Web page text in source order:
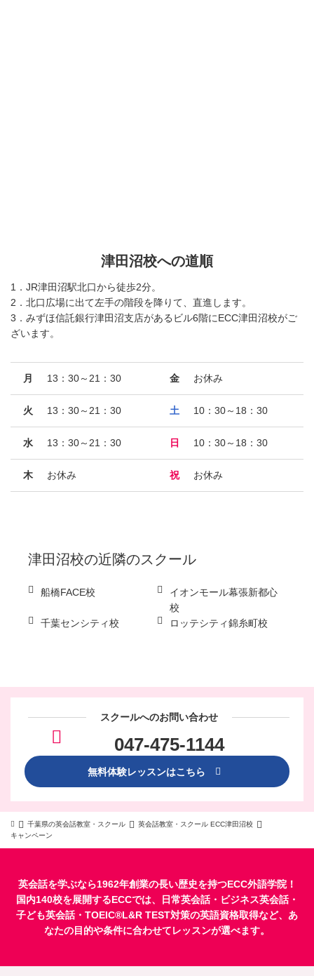
津田沼校への道順
1．JR津田沼駅北口から徒歩2分。
2．北口広場に出て左手の階段を降りて、直進します。
3．みずほ信託銀行津田沼支店があるビル6階にECC津田沼校がご
ざいます。
月 13：30～21：30
火 13：30～21：30
水 13：30～21：30
木 お休み
金 お休み
土 10：30～18：30
日 10：30～18：30
祝 お休み
津田沼校の近隣のスクール
船橋FACE校
イオンモール幕張新都心
校
千葉センシティ校
ロッテシティ錦糸町校
スクールへのお問い合わせ
047-475-1144
無料体験レッスンはこちら
千葉県の英会話教室・スクール
英会話教室・スクール ECC津田沼校
キャンペーン
英会話を学ぶなら1962年創業の長い歴史を持つECC外語学院！
国内140校を展開するECCでは、
日常英会話・ ビジネス英会話・
子ども英会話・ TOEIC®L&R TEST対策の英語資格取得など、あ
なたの目的や条件に合わせてレッスンが選べます。